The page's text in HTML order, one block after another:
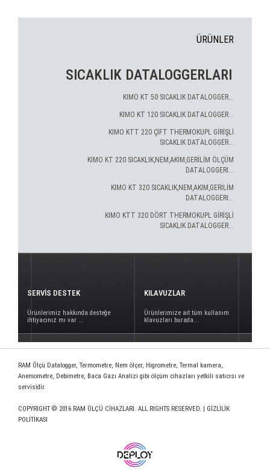
ÜRÜNLER
SICAKLIK DATALOGGERLARI
KIMO KT 50 SICAKLIK DATALOGGER...
KIMO KT 120 SICAKLIK DATALOGGER...
KIMO KTT 220 ÇİFT THERMOKUPL GİRİŞLİ
SICAKLIK DATALOGGER...
KIMO KT 220 SICAKLIK,NEM,AKIM,GERİLİM ÖLÇÜM
DATALOGGERI...
KIMO KT 320 SICAKLIK,NEM,AKIM,GERİLİM
DATALOGGERI...
KIMO KTT 320 DÖRT THERMOKUPL GİRİŞLİ
SICAKLIK DATALOGGER...
SERVİS DESTEK
Ürünlerimiz hakkında desteğe
ihtiyacınız mı var ...
KILAVUZLAR
Ürünlerimize ait tüm kullanım
klavuzları burada...
RAM Ölçü Datalogger, Termometre, Nem ölçer, Higrometre, Termal kamera,
Anemometre, Debimetre, Baca Gazı Analizi gibi ölçüm cihazları yetkili satıcısı ve
servisidir.
COPYRIGHT © 2016 RAM ÖLÇÜ CİHAZLARI. ALL RIGHTS RESERVED. | GİZLİLİK
POLİTİKASI
www.deploy.com.tr